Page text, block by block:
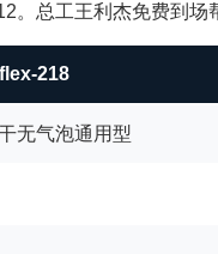
总工王利杰免费到场
218
无气泡通用型